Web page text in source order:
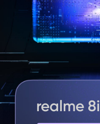
realme 8i